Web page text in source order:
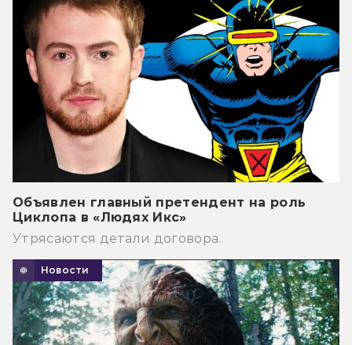
Объявлен главный претендент на роль
Циклопа в «Людях Икс»
Утрясаются детали договора.
Новости